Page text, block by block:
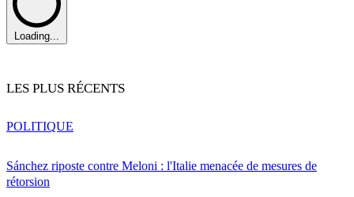
Loading...
LES PLUS RÉCENTS
Sánchez riposte contre Meloni : l'Italie menacée de mesures de
rétorsion
POLITIQUE